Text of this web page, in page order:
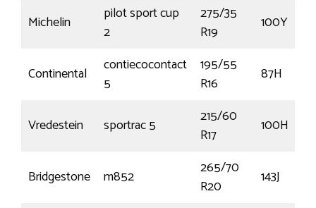
Michelin
pilot sport cup
2
275/35
R19
100Y
Continental
contiecocontact
5
195/55
R16
87H
Vredestein sportrac 5
215/60
R17
100H
Bridgestone m852
265/70
R20
143J